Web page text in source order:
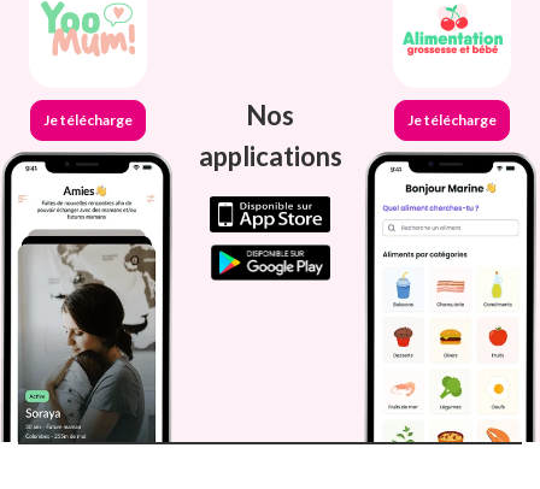
Je télécharge
Nos
applications
Je télécharge